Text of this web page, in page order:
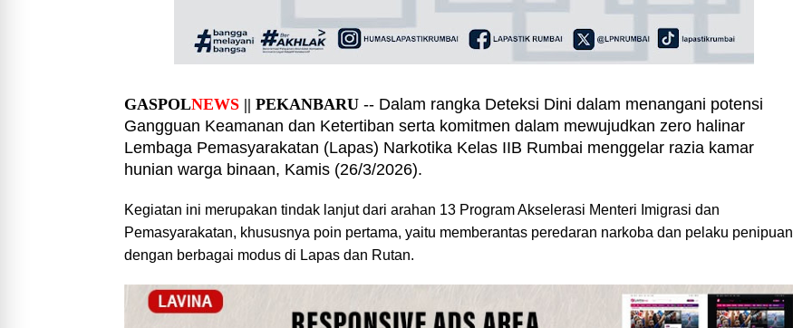
GASPOLNEWS || PEKANBARU -- Dalam rangka Deteksi Dini dalam menangani potensi
Gangguan Keamanan dan Ketertiban serta komitmen dalam mewujudkan zero halinar
Lembaga Pemasyarakatan (Lapas) Narkotika Kelas IIB Rumbai menggelar razia kamar
hunian warga binaan, Kamis (26/3/2026).
Kegiatan ini merupakan tindak lanjut dari arahan 13 Program Akselerasi Menteri Imigrasi dan
Pemasyarakatan, khususnya poin pertama, yaitu memberantas peredaran narkoba dan pelaku penipuan
dengan berbagai modus di Lapas dan Rutan.